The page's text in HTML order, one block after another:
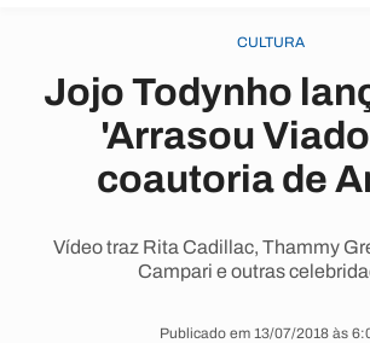
CULTURA
Jojo Todynho
'Arrasou
coautoria de
Vídeo traz Rita Cadillac, Thammy
Campari e outras
Publicado em 13/07/2018 às